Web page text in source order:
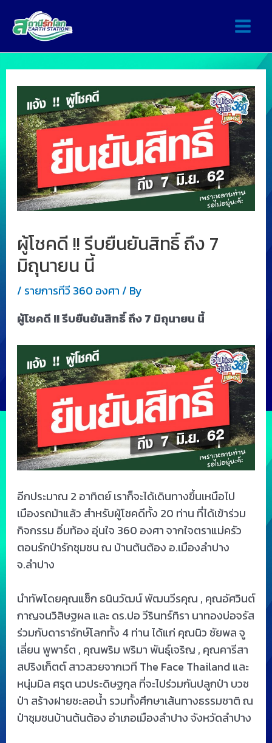
ผู้โชคดี !! รีบยืนยันสิทธิ์ ถึง 7
มิถุนายน นี้
/ รายการทีวี 360 องศา / By
ผู้โชคดี !! รีบยืนยันสิทธิ์ ถึง 7 มิถุนายน นี้
อีกประมาณ 2 อาทิตย์ เราก็จะได้เดินทางขึ้นเหนือไป
เมืองรถม้าแล้ว สำหรับผู้โชคดีทั้ง 20 ท่าน ที่ได้เข้าร่วม
กิจกรรม อิ่มท้อง อุ่นใจ 360 องศา จากใจตราแม่ครัว
ตอนรักป่ารักชุมชน ณ บ้านต้นต้อง อ.เมืองลำปาง
จ.ลำปาง
นำทัพโดยคุณแซ็ก ธนินวัฒน์ พัฒนวีรคุณ , คุณอัศวินต์
กาญจนวิสิษฐผล และ ดร.ปอ วีรินทร์ทิรา นาทองบ่อจรัส
ร่วมกับดารารักษ์โลกทั้ง 4 ท่าน ได้แก่ คุณนิว ชัยพล จู
เลี่ยน พูพาร์ต , คุณพริม พริมา พันธุ์เจริญ , คุณคารีสา
สปริงเก็ตต์ สาวสวยจากเวที The Face Thailand และ
หนุ่มมิล ศรุต นวประดิษฐกุล ที่จะไปร่วมกันปลูกป่า บวช
ป่า สร้างฝายชะลอน้ำ รวมทั้งศึกษาเส้นทางธรรมชาติ ณ
ป่าชุมชนบ้านต้นต้อง อำเภอเมืองลำปาง จังหวัดลำปาง